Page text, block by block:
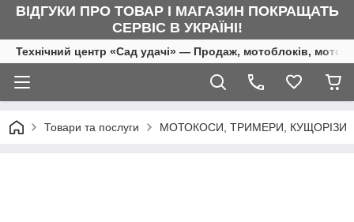
ВІДГУКИ ПРО ТОВАР І МАГАЗИН ПОКРАЩАТЬ
СЕРВІС В УКРАЇНІ!
Технічний центр «Сад удачі» — Продаж, мотоблоків,
Товари та послуги МОТОКОСИ, ТРИМЕРИ, КУЩОРІЗИ